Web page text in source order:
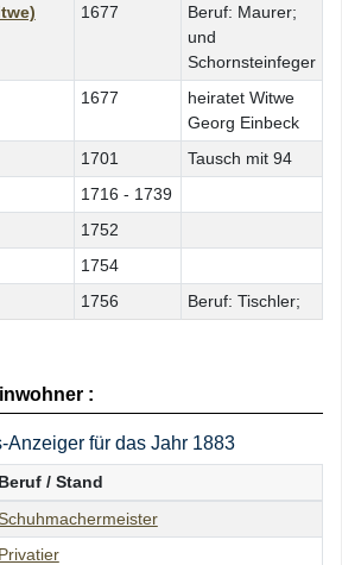
1677 Beruf: Maurer;
und
Schornsteinfeger
1677
heiratet Witwe
Georg Einbeck
1701
Tausch mit 94
1716 - 1739
1752
1754
1756 Beruf: Tischler;
:
Anzeiger für das Jahr 1883
Beruf / Stand
Privatier